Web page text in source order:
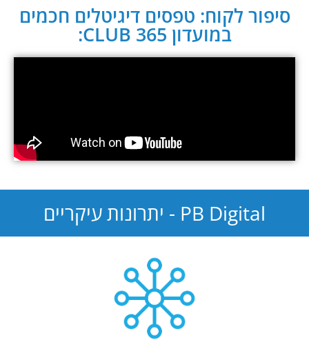
סיפור לקוח: טפסים דיגיטלים חכמים
במועדון CLUB 365:
PB Digital - יתרונות עיקריים